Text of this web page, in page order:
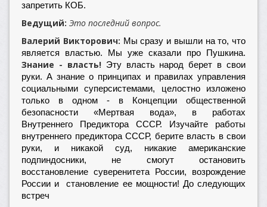
запретить КОБ.
Ведущий: Это последний вопрос.
Валерий Викторович: Мы сразу и вышли на то, что
является властью. Мы уже сказали про Пушкина.
Знание - власть!Эту власть народ берет в свои
руки. А знание о принципах и правилах управления
социальными суперсистемами, целостно изложено
только в одном - в Концепции общественной
безопасности «Мертвая вода», в работах
Внутреннего Предиктора СССР. Изучайте работы
внутреннего предиктора СССР, берите власть в свои
руки, и никакой суд, никакие американские
подпиндосники, не смогут остановить
восстановление суверенитета России, возрождение
России и становление ее мощности! До следующих
встреч